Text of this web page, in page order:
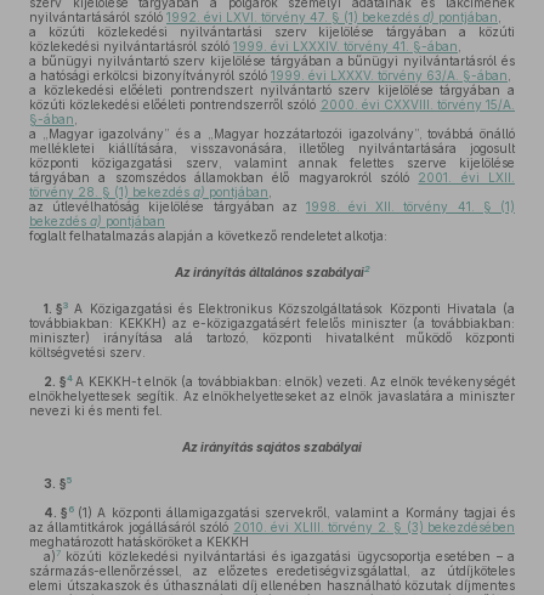
nyilvántartásáról szóló 1992. évi LXVI. törvény 47. § (1) bekezdés d) pontjában
a közúti közlekedési nyilvántartási szerv kijelölése tárgyában a közúti
közlekedési nyilvántartásról szóló 1999. évi LXXXIV. törvény 41. §-ában
a bűnügyi nyilvántartó szerv kijelölése tárgyában a bűnügyi nyilvántartásról és
a hatósági erkölcsi bizonyítványról szóló 1999. évi LXXXV. törvény 63/A. §-ában
a közlekedési előéleti pontrendszert nyilvántartó szerv kijelölése tárgyában a
közúti közlekedési előéleti pontrendszerről szóló 2000. évi CXXVIII. törvény 15/A.
§-ában
a „Magyar igazolvány” és a „Magyar hozzátartozói igazolvány”, továbbá önálló
mellékletei kiállítására, visszavonására, illetőleg nyilvántartására jogosult
központi közigazgatási szerv, valamint annak felettes szerve kijelölése
tárgyában a szomszédos államokban élő magyarokról szóló 2001. évi LXII.
törvény 28. § (1) bekezdés a) pontjában
az útlevélhatóság kijelölése tárgyában az 1998. évi XII. törvény 41. § (1)
bekezdés a) pontjában
foglalt felhatalmazás alapján a következő rendeletet alkotja:
Az irányítás általános szabályai2
1. §3 A Közigazgatási és Elektronikus Közszolgáltatások Központi Hivatala (a
továbbiakban: KEKKH) az e-közigazgatásért felelős miniszter (a továbbiakban:
miniszter) irányítása alá tartozó, központi hivatalként működő központi
költségvetési szerv.
2. §4 A KEKKH-t elnök (a továbbiakban: elnök) vezeti. Az elnök tevékenységét
elnökhelyettesek segítik. Az elnökhelyetteseket az elnök javaslatára a miniszter
nevezi ki és menti fel.
Az irányítás sajátos szabályai
3. §5
4. § 6 (1) A központi államigazgatási szervekről, valamint a Kormány tagjai és
az államtitkárok jogállásáról szóló 2010. évi XLIII. törvény 2. § (3) bekezdésében
meghatározott hatásköröket a KEKKH
a)7 közúti közlekedési nyilvántartási és igazgatási ügycsoportja esetében – a
származás-ellenőrzéssel, az előzetes eredetiségvizsgálattal, az útdíjköteles
elemi útszakaszok és úthasználati díj ellenében használható közutak díjmentes